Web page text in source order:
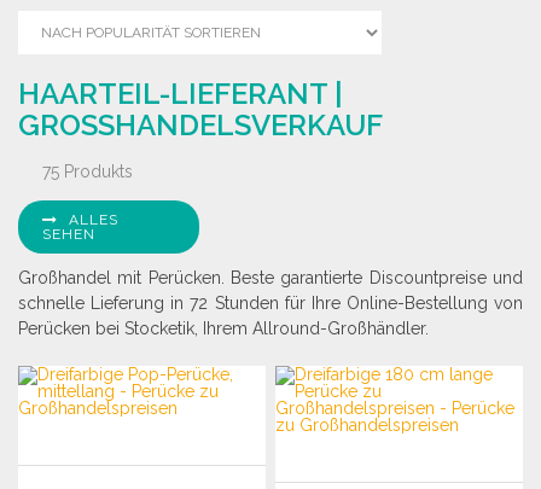
HAARTEIL-LIEFERANT |
GROSSHANDELSVERKAUF
75 Produkts
ALLES
SEHEN
Großhandel mit Perücken. Beste garantierte Discountpreise und
schnelle Lieferung in 72 Stunden für Ihre Online-Bestellung von
Perücken bei Stocketik, Ihrem Allround-Großhändler.